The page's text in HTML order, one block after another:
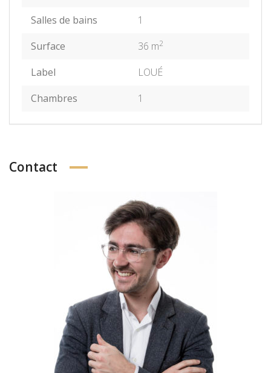
Salles de bains
1
Surface
36 m2
Label
LOUÉ
Chambres
1
Contact